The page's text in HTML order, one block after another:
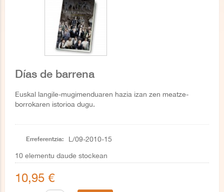
Días de barrena
Euskal langile-mugimenduaren hazia izan zen meatze-
borrokaren istorioa dugu.
Erreferentzia: L/09-2010-15
10 elementu daude stockean
10,95 €